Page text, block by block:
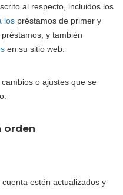
al respecto, incluidos los
los préstamos de primer y
y también
en su sitio web.
o ajustes que se
orden
estén actualizados y